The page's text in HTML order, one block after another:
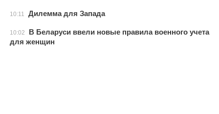
10:11 Дилемма для Запада
10:02
В Беларуси ввели новые правила военного учета
для женщин